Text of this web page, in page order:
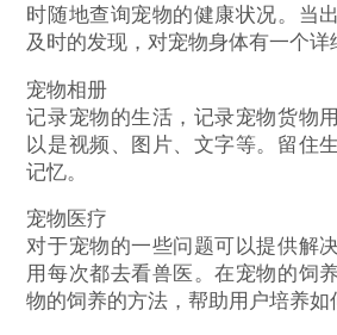
时随地查询宠物的健康状况。当
及时的发现，对宠物身体有一个详
宠物相册
记录宠物的生活，记录宠物货物
以是视频、图片、文字等。留住
记忆。
宠物医疗
对于宠物的一些问题可以提供解
用每次都去看兽医。在宠物的饲
物的饲养的方法，帮助用户培养如